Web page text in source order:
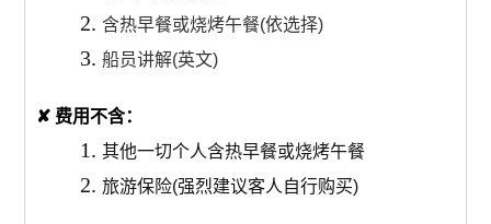
含热早餐或烧烤午餐(依选择)
船员讲解(英文)
✘ 费用不含：
其他一切个人含热早餐或烧烤午餐
旅游保险(强烈建议客人自行购买)